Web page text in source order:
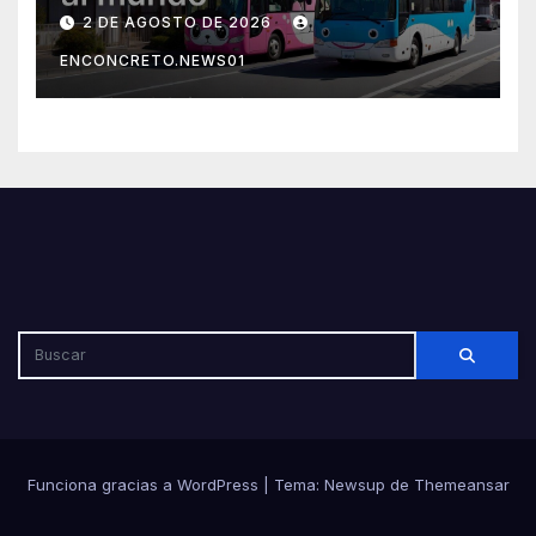
Japón sorprenden al mundo
por su seguridad y disciplina
2 DE AGOSTO DE 2026
ENCONCRETO.NEWS01
Funciona gracias a WordPress Tema: Newsup de Themeansar